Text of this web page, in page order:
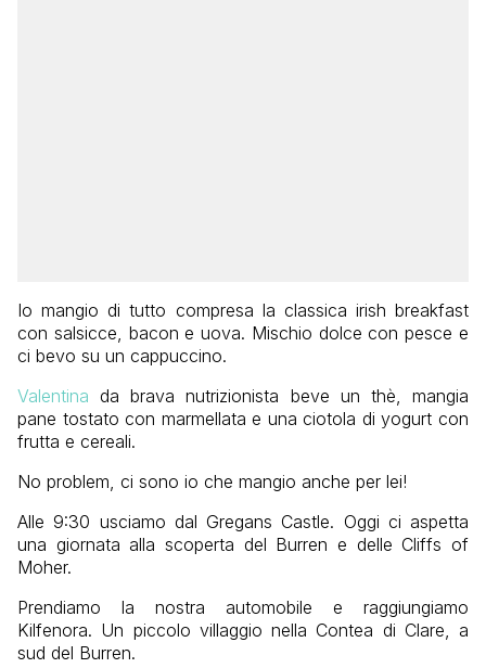
Io mangio di tutto compresa la classica irish breakfast
con salsicce, bacon e uova. Mischio dolce con pesce e
ci bevo su un cappuccino.
Valentina da brava nutrizionista beve un thè, mangia
pane tostato con marmellata e una ciotola di yogurt con
frutta e cereali.
No problem, ci sono io che mangio anche per lei!
Alle 9:30 usciamo dal Gregans Castle. Oggi ci aspetta
una giornata alla scoperta del Burren e delle Cliffs of
Moher.
Prendiamo la nostra automobile e raggiungiamo
Kilfenora. Un piccolo villaggio nella Contea di Clare, a
sud del Burren.